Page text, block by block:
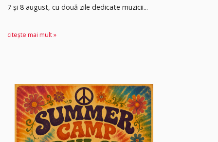
7 și 8 august, cu două zile dedicate muzicii...
citește mai mult »